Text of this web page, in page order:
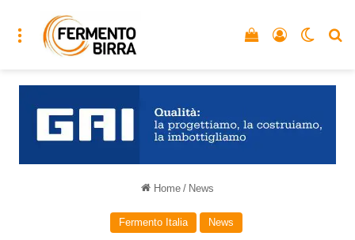
Menu Accedi
Vedi il carrello
Home / News
Fermento Italia News